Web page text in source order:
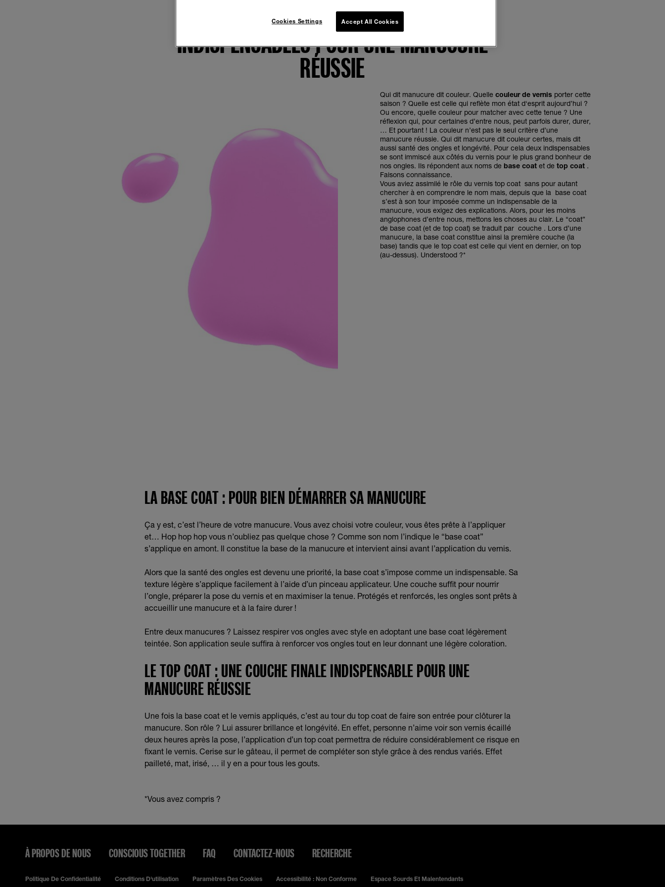
BASE COAT ET TOP COAT : DEUX
INDISPENSABLES POUR UNE MANUCURE
RÉUSSIE
Qui dit manucure dit couleur. Quellecouleur de vernis porter cette
saison ? Quelle est celle qui reflète mon état d‘esprit aujourd’hui ?
Ou encore, quelle couleur pour matcher avec cette tenue ? Une
réflexion qui, pour certaines d’entre nous, peut parfois durer, durer,
… Et pourtant ! La couleur n’est pas le seul critère d’une
manucure réussie. Qui dit manucure dit couleur certes, mais dit
aussi santé des ongles et longévité. Pour cela deux indispensables
se sont immiscé aux côtés du vernis pour le plus grand bonheur de
nos ongles. Ils répondent aux noms debase coat et detop coat .
Faisons connaissance.
Vous aviez assimilé le rôle du vernis top coat sans pour autant
chercher à en comprendre le nom mais, depuis que la base coat
s’est à son tour imposée comme un indispensable de la
manucure, vous exigez des explications. Alors, pour les moins
anglophones d’entre nous, mettons les choses au clair. Le “coat”
de base coat (et de top coat) se traduit par couche . Lors d’une
manucure, la base coat constitue ainsi la première couche (la
base) tandis que le top coat est celle qui vient en dernier, on top
(au-dessus). Understood ?*
LA BASE COAT : POUR BIEN DÉMARRER SA MANUCURE
Ça y est, c’est l’heure de votre manucure. Vous avez choisi votre couleur, vous êtes prête à l’appliquer
et… Hop hop hop vous n’oubliez pas quelque chose ? Comme son nom l’indique le “base coat”
s’applique en amont. Il constitue la base de la manucure et intervient ainsi avant l’application du vernis.
Alors que la santé des ongles est devenu une priorité, la base coat s’impose comme un indispensable. Sa
texture légère s’applique facilement à l’aide d’un pinceau applicateur. Une couche suffit pour nourrir
l’ongle, préparer la pose du vernis et en maximiser la tenue. Protégés et renforcés, les ongles sont prêts à
accueillir une manucure et à la faire durer !
Entre deux manucures ? Laissez respirer vos ongles avec style en adoptant une base coat légèrement
teintée. Son application seule suffira à renforcer vos ongles tout en leur donnant une légère coloration.
LE TOP COAT : UNE COUCHE FINALE INDISPENSABLE POUR UNE
MANUCURE RÉUSSIE
Une fois la base coat et le vernis appliqués, c’est au tour du top coat de faire son entrée pour clôturer la
manucure. Son rôle ? Lui assurer brillance et longévité. En effet, personne n’aime voir son vernis écaillé
deux heures après la pose, l’application d’un top coat permettra de réduire considérablement ce risque en
fixant le vernis. Cerise sur le gâteau, il permet de compléter son style grâce à des rendus variés. Effet
pailleté, mat, irisé, … il y en a pour tous les gouts.
*Vous avez compris ?
À PROPOS DE NOUS CONSCIOUS TOGETHER FAQ CONTACTEZ-NOUS RECHERCHE
Politique De Confidentialité Conditions D'utilisation Paramètres Des Cookies Accessibilité : Non Conforme Espace Sourds Et Malentendants
Accept All Cookies
Cookies Settings